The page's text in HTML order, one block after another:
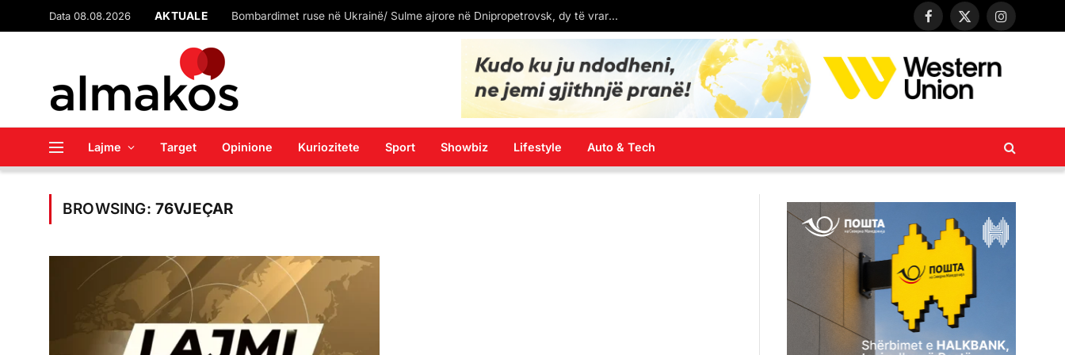
Data 08.08.2026 AKTUALE Qyteti i Shkupit njofton se javën e ardhshme fillon spërkatja kundër larvave të mushkonjave!
Facebook
X
Instagram
Lajme Target Opinione Kuriozitete Sport Showbiz Lifestyle Auto & Tech
BROWSING: 76VJEÇAR